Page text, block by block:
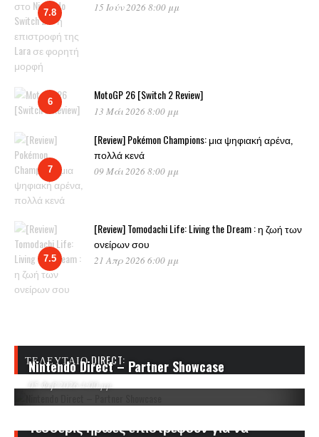
7.8 15 Ιούν 2026 8:00 μμ
6 MotoGP 26 [Switch 2 Review]
13 Μάι 2026 8:00 μμ
7
[Review] Pokémon Champions: μια ψηφιακή αρένα,
πολλά κενά
09 Μάι 2026 8:00 μμ
7.5
[Review] Tomodachi Life: Living the Dream : η ζωή των
ονείρων σου
21 Απρ 2026 6:00 μμ
ΤΕΛΕΥΤΑΊΟ DIRECT:
Nintendo Direct – Partner Showcase
05 Φεβ 2026 4:00 μμ
Τέσσερις ήρωες επιστρέφουν για να